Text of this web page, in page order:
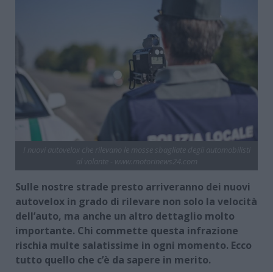
Sulle nostre strade presto arriveranno dei nuovi
autovelox in grado di rilevare non solo la velocità
dell’auto, ma anche un altro dettaglio molto
importante. Chi commette questa infrazione
rischia multe salatissime in ogni momento. Ecco
tutto quello che c’è da sapere in merito.